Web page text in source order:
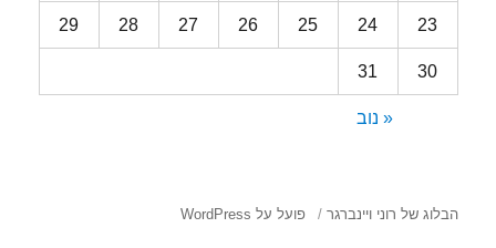
23
24
25
26
27
28
29
30
31
« נוב
הבלוג של רוני ויינברגר פועל על WordPress